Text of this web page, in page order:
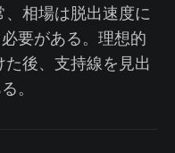
相場は脱出速度に
要がある。理想的
後、支持線を見出
。